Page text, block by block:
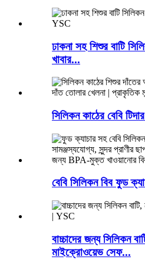
ঢাকনা সহ শিশুর বাটি
খাবার...
সিলিকন কাঠের বেবি
বেবি সিলিকন বিব ফুড
বাচ্চাদের জন্য সিলিকন
মাইক্রোওয়েভ সেফ...